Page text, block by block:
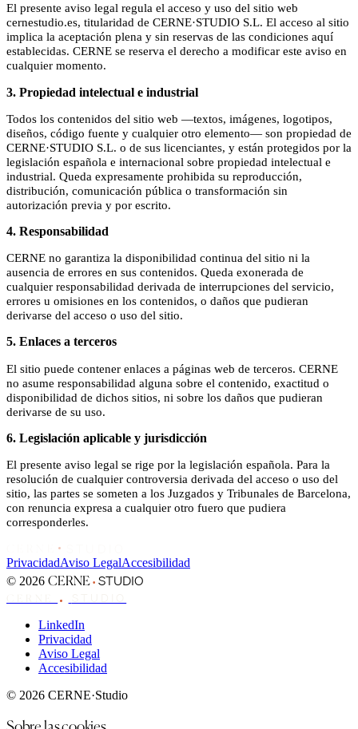
El presente aviso legal regula el acceso y uso del sitio web
cernestudio.es, titularidad de CERNE·STUDIO S.L. El acceso al sitio
implica la aceptación plena y sin reservas de las condiciones aquí
establecidas. CERNE se reserva el derecho a modificar este aviso en
cualquier momento.
3. Propiedad intelectual e industrial
Todos los contenidos del sitio web —textos, imágenes, logotipos,
diseños, código fuente y cualquier otro elemento— son propiedad de
CERNE·STUDIO S.L. o de sus licenciantes, y están protegidos por la
legislación española e internacional sobre propiedad intelectual e
industrial. Queda expresamente prohibida su reproducción,
distribución, comunicación pública o transformación sin
autorización previa y por escrito.
4. Responsabilidad
CERNE no garantiza la disponibilidad continua del sitio ni la
ausencia de errores en sus contenidos. Queda exonerada de
cualquier responsabilidad derivada de interrupciones del servicio,
errores u omisiones en los contenidos, o daños que pudieran
derivarse del acceso o uso del sitio.
5. Enlaces a terceros
El sitio puede contener enlaces a páginas web de terceros. CERNE
no asume responsabilidad alguna sobre el contenido, exactitud o
disponibilidad de dichos sitios, ni sobre los daños que pudieran
derivarse de su uso.
6. Legislación aplicable y jurisdicción
El presente aviso legal se rige por la legislación española. Para la
resolución de cualquier controversia derivada del acceso o uso del
sitio, las partes se someten a los Juzgados y Tribunales de Barcelona,
con renuncia expresa a cualquier otro fuero que pudiera
corresponderles.
PrivacidadAviso LegalAccesibilidad
© 2026 CERNE·STUDIO
STUDIO
LinkedIn
Privacidad
Aviso Legal
Accesibilidad
© 2026 CERNE·Studio